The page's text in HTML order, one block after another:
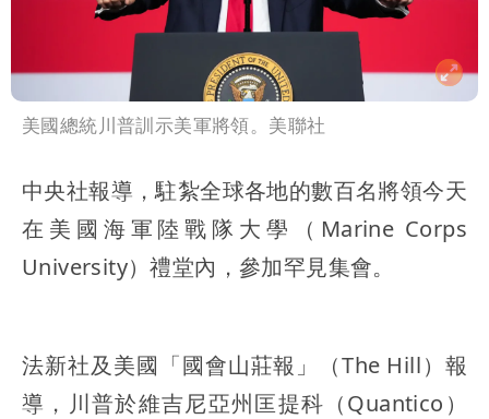
美國總統川普訓示美軍將領。美聯社
中央社報導，駐紮全球各地的數百名將領今天
在美國海軍陸戰隊大學（Marine Corps
University）禮堂內，參加罕見集會。
法新社及美國「國會山莊報」（The Hill）報
導，川普於維吉尼亞州匡提科（Quantico）